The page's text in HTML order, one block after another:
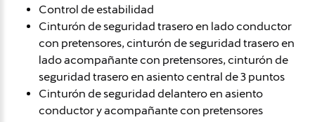
Control de estabilidad
Cinturón de seguridad trasero en lado conductor
con pretensores, cinturón de seguridad trasero en
lado acompañante con pretensores, cinturón de
seguridad trasero en asiento central de 3 puntos
Cinturón de seguridad delantero en asiento
conductor y acompañante con pretensores